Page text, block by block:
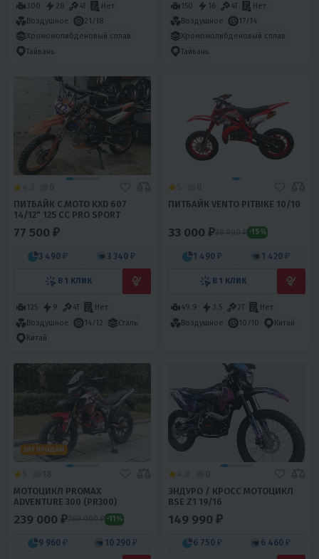
300 28 4T
Нет
Воздушное
21/18
Хромомолибденовый сплав
Тайвань
150 16 4T
Нет
Воздушное
17/14
Хромомолибденовый сплав
Тайвань
ПИТБАЙК С.МОТО KXD 607
14/12" 125 CC PRO SPORT
77 500 ₽
3 490 ₽ 3 340 ₽
В 1 КЛИК
125 9 4T
Нет
Воздушное
14/12
Сталь
Китай
ПИТБАЙК VENTO PITBIKE 10/10
33 000 ₽38 900 ₽ -15%
1 490 ₽ 1 420 ₽
В 1 КЛИК
49.9 3.5 2Т
Нет
Воздушное
10/10 Китай
ХИТ ПРОДАЖ
МОТОЦИКЛ PROMAX
ADVENTURE 300 (PR300)
239 000 ₽269 000 ₽ -11%
9 960 ₽ 10 290 ₽
ЭНДУРО / КРОСС МОТОЦИКЛ
BSE Z1 19/16
149 990 ₽
6 750 ₽ 6 460 ₽